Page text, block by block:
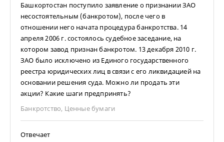
Башкортостан поступило заявление о признании ЗАО
несостоятельным (банкротом), после чего в
отношении него начата процедура банкротства. 14
апреля 2006 г. состоялось судебное заседание, на
котором завод признан банкротом. 13 декабря 2010 г.
ЗАО было исключено из Единого государственного
реестра юридических лиц в связи с его ликвидацией на
основании решения суда. Можно ли продать эти
акции? Какие шаги предпринять?
Банкротство, Ценные бумаги
Отвечает